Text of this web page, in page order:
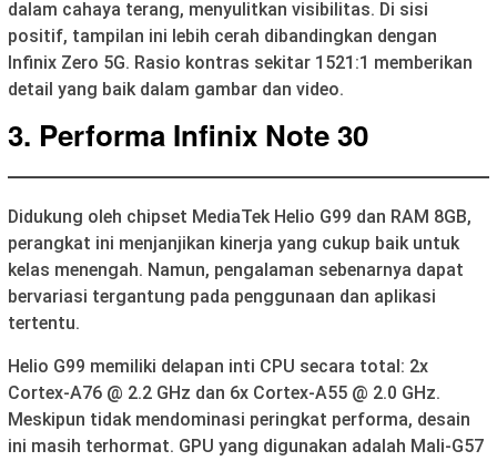
dalam cahaya terang, menyulitkan visibilitas. Di sisi
positif, tampilan ini lebih cerah dibandingkan dengan
Infinix Zero 5G. Rasio kontras sekitar 1521:1 memberikan
detail yang baik dalam gambar dan video.
3. Performa Infinix Note 30
Didukung oleh chipset MediaTek Helio G99 dan RAM 8GB,
perangkat ini menjanjikan kinerja yang cukup baik untuk
kelas menengah. Namun, pengalaman sebenarnya dapat
bervariasi tergantung pada penggunaan dan aplikasi
tertentu.
Helio G99 memiliki delapan inti CPU secara total: 2x
Cortex-A76 @ 2.2 GHz dan 6x Cortex-A55 @ 2.0 GHz.
Meskipun tidak mendominasi peringkat performa, desain
ini masih terhormat. GPU yang digunakan adalah Mali-G57